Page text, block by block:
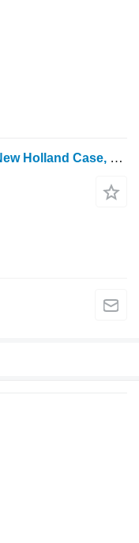
Гидрораспределитель Case IH New Holland Case, Puma, Maxxum 130, T7 Hydraulic Distributor 877 87221862 для трактора колесного Maxxum 130